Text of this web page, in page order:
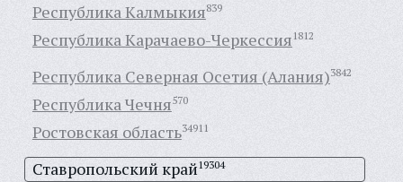
Республика Калмыкия839
Республика Карачаево-Черкессия1812
Республика Северная Осетия (Алания)3842
Республика Чечня570
Ростовская область34911
Ставропольский край19304